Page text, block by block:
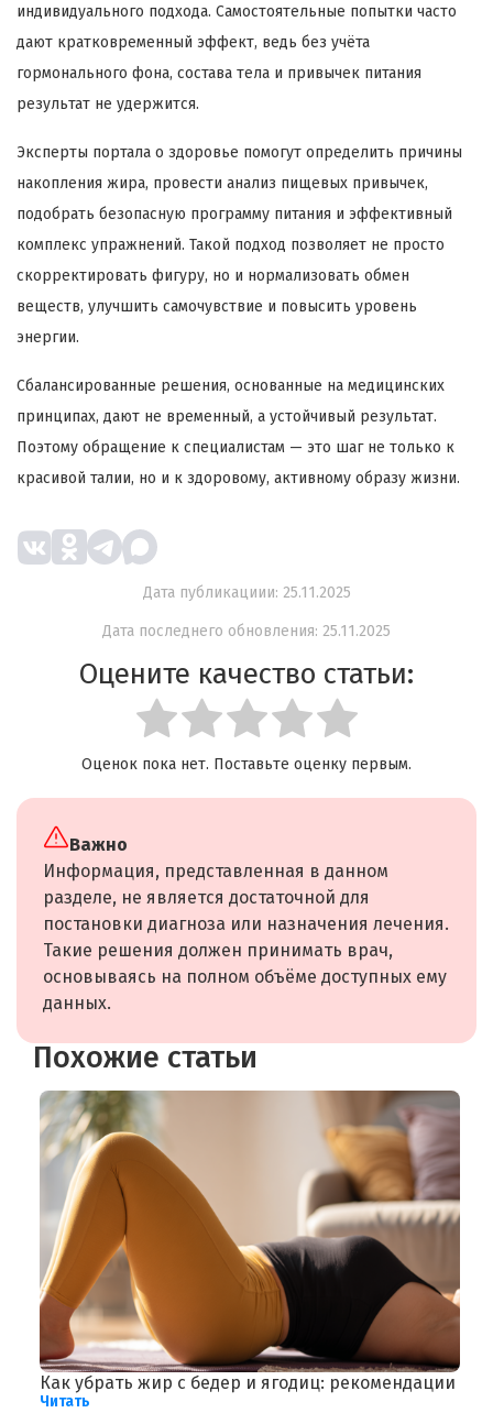
индивидуального подхода. Самостоятельные попытки часто
дают кратковременный эффект, ведь без учёта
гормонального фона, состава тела и привычек питания
результат не удержится.
Эксперты портала о здоровье помогут определить причины
накопления жира, провести анализ пищевых привычек,
подобрать безопасную программу питания и эффективный
комплекс упражнений. Такой подход позволяет не просто
скорректировать фигуру, но и нормализовать обмен
веществ, улучшить самочувствие и повысить уровень
энергии.
Сбалансированные решения, основанные на медицинских
принципах, дают не временный, а устойчивый результат.
Поэтому обращение к специалистам — это шаг не только к
красивой талии, но и к здоровому, активному образу жизни.
Дата публикациии: 25.11.2025
Дата последнего обновления: 25.11.2025
Оцените качество статьи:
Оценок пока нет. Поставьте оценку первым.
Важно
Информация, представленная в данном
разделе, не является достаточной для
постановки диагноза или назначения лечения.
Такие решения должен принимать врач,
основываясь на полном объёме доступных ему
данных.
Похожие статьи
Как убрать жир с бедер и ягодиц: рекомендации
Читать